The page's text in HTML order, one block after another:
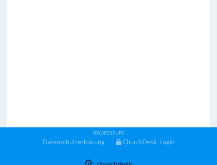
Impressum
Datenschutzerklärung
ChurchDesk-Login